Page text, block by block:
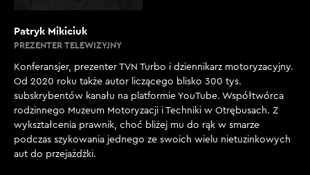
Patryk Mikiciuk
PREZENTER TELEWIZYJNY
Konferansjer, prezenter TVN Turbo i dziennikarz motoryzacyjny.
Od 2020 roku także autor liczącego blisko 300 tys.
subskrybentów kanału na platformie YouTube. Współtwórca
rodzinnego Muzeum Motoryzacji i Techniki w Otrębusach. Z
wykształcenia prawnik, choć bliżej mu do rąk w smarze
podczas szykowania jednego ze swoich wielu nietuzinkowych
aut do przejażdżki.